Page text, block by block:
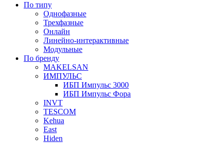
По типу
Однофазные
Трехфазные
Онлайн
Линейно-интерактивные
Модульные
По бренду
MAKELSAN
ИМПУЛЬС
ИБП Импульс 3000
ИБП Импульс Фора
INVT
TESCOM
Kehua
East
Hiden